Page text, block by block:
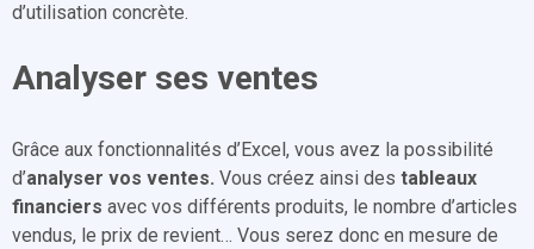
d’utilisation concrète.
Analyser ses ventes
Grâce aux fonctionnalités d’Excel, vous avez la possibilité
d’analyser vos ventes. Vous créez ainsi des tableaux
financiers avec vos différents produits, le nombre d’articles
vendus, le prix de revient… Vous serez donc en mesure de